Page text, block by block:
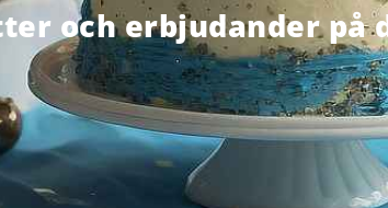
och erbjudander på